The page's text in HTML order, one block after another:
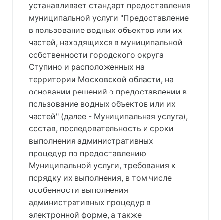
устанавливает стандарт предоставления
муниципальной услуги "Предоставление
в пользование водных объектов или их
частей, находящихся в муниципальной
собственности городского округа
Ступино и расположенных на
территории Московской области, на
основании решений о предоставлении в
пользование водных объектов или их
частей" (далее - Муниципальная услуга),
состав, последовательность и сроки
выполнения административных
процедур по предоставлению
Муниципальной услуги, требования к
порядку их выполнения, в том числе
особенности выполнения
административных процедур в
электронной форме, а также